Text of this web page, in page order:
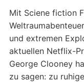
Mit Sciene fiction
und extremen
aktuellen Netflix-
George Clooney
zu sagen: zu